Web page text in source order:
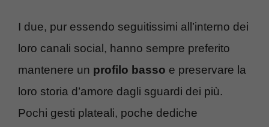
I due, pur essendo seguitissimi all’interno dei
loro canali social, hanno sempre preferito
mantenere un profilo basso e preservare la
loro storia d’amore dagli sguardi dei più.
Pochi gesti plateali, poche dediche